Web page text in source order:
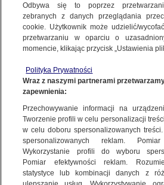
Zdrowia Dziecka
4.06.2025, 14:34
Odbywa się to poprzez
zebranych z danych przeglądania
cookie. Użytkownik może udzielić/
przetwarzaniu w oparciu o
momencie, klikając przycisk „Ustawienia
Polityka Prywatności
Wraz z naszymi partnerami
zapewnienia:
Przechowywanie informacji na
Tworzenie profili w celu personalizacji
w celu doboru spersonalizowanych
spersonalizowanych reklam.
Wykorzystanie profili do wyboru
Pomiar efektywności reklam.
statystyce lub kombinacji danych z